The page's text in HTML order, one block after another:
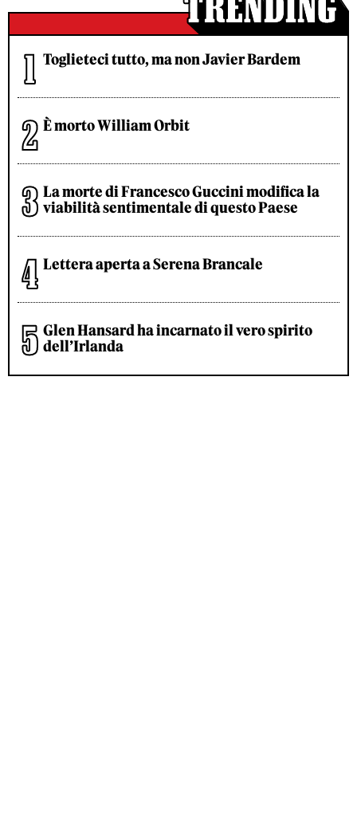
Toglieteci tutto, ma non Javier Bardem
È morto William Orbit
La morte di Francesco Guccini modifica la
viabilità sentimentale di questo Paese
Lettera aperta a Serena Brancale
Glen Hansard ha incarnato il vero spirito
dell’Irlanda